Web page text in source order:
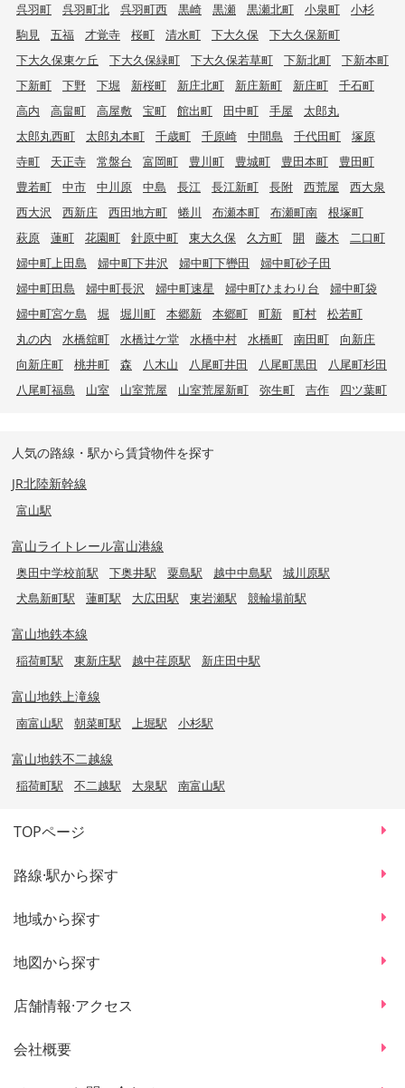
呉羽町
呉羽町北 呉羽町西 黒崎 黒瀬 黒瀬北町 小泉町
小杉
駒見
五福 才覚寺 桜町 清水町 下大久保
下大久保新町
下大久保東ケ丘
下大久保緑町 下大久保若草町 下新北町
下新本町
下新町
下野 下堀 新桜町 新庄北町 新庄新町 新庄町
千石町
高内
高畠町 高屋敷 宝町 館出町 田中町 手屋
太郎丸
太郎丸西町
太郎丸本町 千歳町 千原崎 中間島 千代田町
塚原
寺町
天正寺 常盤台 富岡町 豊川町 豊城町 豊田本町
豊田町
豊若町
中市 中川原 中島 長江 長江新町 長附 西荒屋
西大泉
西大沢
西新庄 西田地方町 蜷川 布瀬本町 布瀬町南
根塚町
萩原
蓮町 花園町 針原中町 東大久保 久方町 開 藤木
二口町
婦中町上田島
婦中町下井沢 婦中町下轡田
婦中町砂子田
婦中町田島
婦中町長沢 婦中町速星 婦中町ひまわり台
婦中町袋
婦中町宮ケ島
堀 堀川町 本郷新 本郷町 町新 町村
松若町
丸の内
水橋舘町 水橋辻ケ堂 水橋中村 水橋町 南田町
向新庄
向新庄町
桃井町 森 八木山 八尾町井田 八尾町黒田
八尾町杉田
八尾町福島
山室 山室荒屋 山室荒屋新町 弥生町 吉作 四ツ葉町
人気の路線・駅から賃貸物件を探す
JR北陸新幹線
富山駅
富山ライトレール富山港線
奥田中学校前駅 下奥井駅 粟島駅 越中中島駅
城川原駅
犬島新町駅
蓮町駅 大広田駅 東岩瀬駅 競輪場前駅
富山地鉄本線
稲荷町駅 東新庄駅 越中荏原駅 新庄田中駅
富山地鉄上滝線
南富山駅 朝菜町駅 上堀駅 小杉駅
富山地鉄不二越線
稲荷町駅 不二越駅 大泉駅 南富山駅
TOPページ
路線·駅から探す
地域から探す
地図から探す
店舗情報·アクセス
会社概要